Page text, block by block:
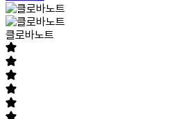
클로바노트